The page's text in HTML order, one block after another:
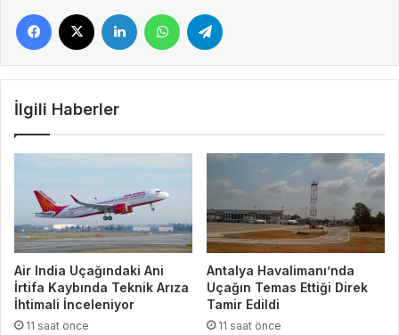
Facebook LinkedIn WhatsApp
İlgili Haberler
Air India Uçağındaki Ani
İrtifa Kaybında Teknik Arıza
İhtimali İnceleniyor
11 saat önce
Antalya Havalimanı’nda
Uçağın Temas Ettiği Direk
Tamir Edildi
11 saat önce